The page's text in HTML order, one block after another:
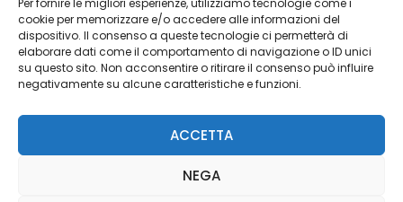
Per fornire le migliori esperienze, utilizziamo tecnologie come i
cookie per memorizzare e/o accedere alle informazioni del
dispositivo. Il consenso a queste tecnologie ci permetterà di
elaborare dati come il comportamento di navigazione o ID unici
su questo sito. Non acconsentire o ritirare il consenso può influire
negativamente su alcune caratteristiche e funzioni.
ACCETTA
NEGA
Cookie Policy
Risorse Aggiuntive